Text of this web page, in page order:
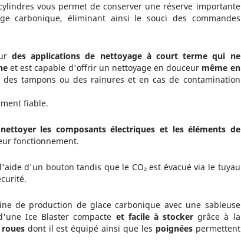
vous permet de conserver une réserve importante
carbonique, éliminant ainsi le souci des commandes
des applications de nettoyage à court terme qui ne
et est capable d'offrir un nettoyage en douceur même en
tampons ou des rainures et en cas de contamination
fiable.
nettoyer les composants électriques et les éléments de
fonctionnement.
d'un bouton tandis que le CO₂ est évacué via le tuyau
de production de glace carbonique avec une sableuse
Ice Blaster compacte et facile à stocker grâce à la
rouesdont il est équipé ainsi que les poignéespermettent